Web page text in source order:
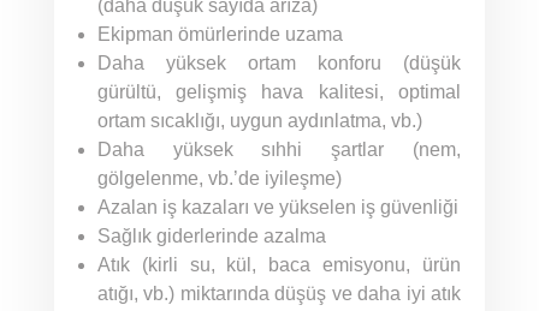
(daha düşük sayıda arıza)
Ekipman ömürlerinde uzama
Daha yüksek ortam konforu (düşük
gürültü, gelişmiş hava kalitesi, optimal
ortam sıcaklığı, uygun aydınlatma, vb.)
Daha yüksek sıhhi şartlar (nem,
gölgelenme, vb.’de iyileşme)
Azalan iş kazaları ve yükselen iş güvenliği
Sağlık giderlerinde azalma
Atık (kirli su, kül, baca emisyonu, ürün
atığı, vb.) miktarında düşüş ve daha iyi atık